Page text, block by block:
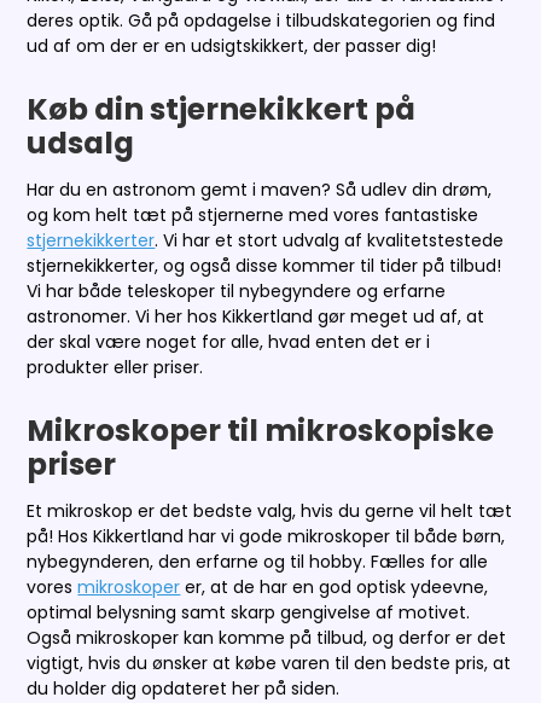
deres optik. Gå på opdagelse i tilbudskategorien og find
ud af om der er en udsigtskikkert, der passer dig!
Køb din stjernekikkert på
udsalg
Har du en astronom gemt i maven? Så udlev din drøm,
og kom helt tæt på stjernerne med vores fantastiske
stjernekikkerter. Vi har et stort udvalg af kvalitetstestede
stjernekikkerter, og også disse kommer til tider på tilbud!
Vi har både teleskoper til nybegyndere og erfarne
astronomer. Vi her hos Kikkertland gør meget ud af, at
der skal være noget for alle, hvad enten det er i
produkter eller priser.
Mikroskoper til mikroskopiske
priser
Et mikroskop er det bedste valg, hvis du gerne vil helt tæt
på! Hos Kikkertland har vi gode mikroskoper til både børn,
nybegynderen, den erfarne og til hobby. Fælles for alle
voresmikroskoper er, at de har en god optisk ydeevne,
optimal belysning samt skarp gengivelse af motivet.
Også mikroskoper kan komme på tilbud, og derfor er det
vigtigt, hvis du ønsker at købe varen til den bedste pris, at
du holder dig opdateret her på siden.